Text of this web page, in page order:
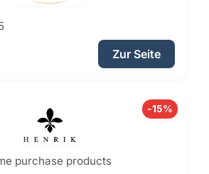
Zur Seite
-15%
purchase products